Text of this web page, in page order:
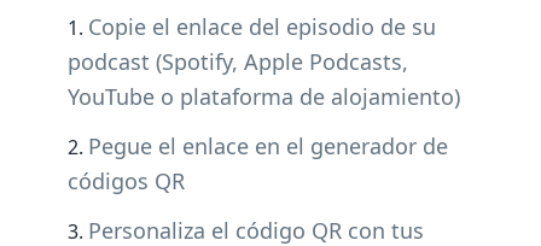
Copie el enlace del episodio de su
podcast (Spotify, Apple Podcasts,
YouTube o plataforma de alojamiento)
Pegue el enlace en el generador de
códigos QR
Personaliza el código QR con tus